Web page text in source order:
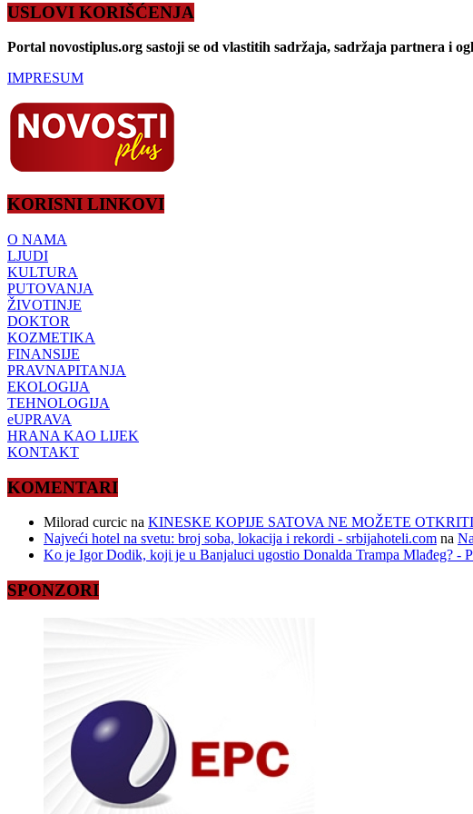
USLOVI KORIŠĆENJA
Portal novostiplus.org sastoji se od vlastitih sadržaja, sadržaja partnera i
IMPRESUM
KORISNI LINKOVI
O NAMA
LJUDI
KULTURA
PUTOVANJA
ŽIVOTINJE
DOKTOR
KOZMETIKA
FINANSIJE
PRAVNAPITANJA
EKOLOGIJA
TEHNOLOGIJA
eUPRAVA
HRANA KAO LIJEK
KONTAKT
KOMENTARI
Milorad curcic na KINESKE KOPIJE SATOVA NE MOŽETE
Najveći hotel na svetu: broj soba, lokacija i rekordi - srbijahoteli.com na
Ko je Igor Dodik, koji je u Banjaluci ugostio Donalda Trampa Mlađeg? -
SPONZORI